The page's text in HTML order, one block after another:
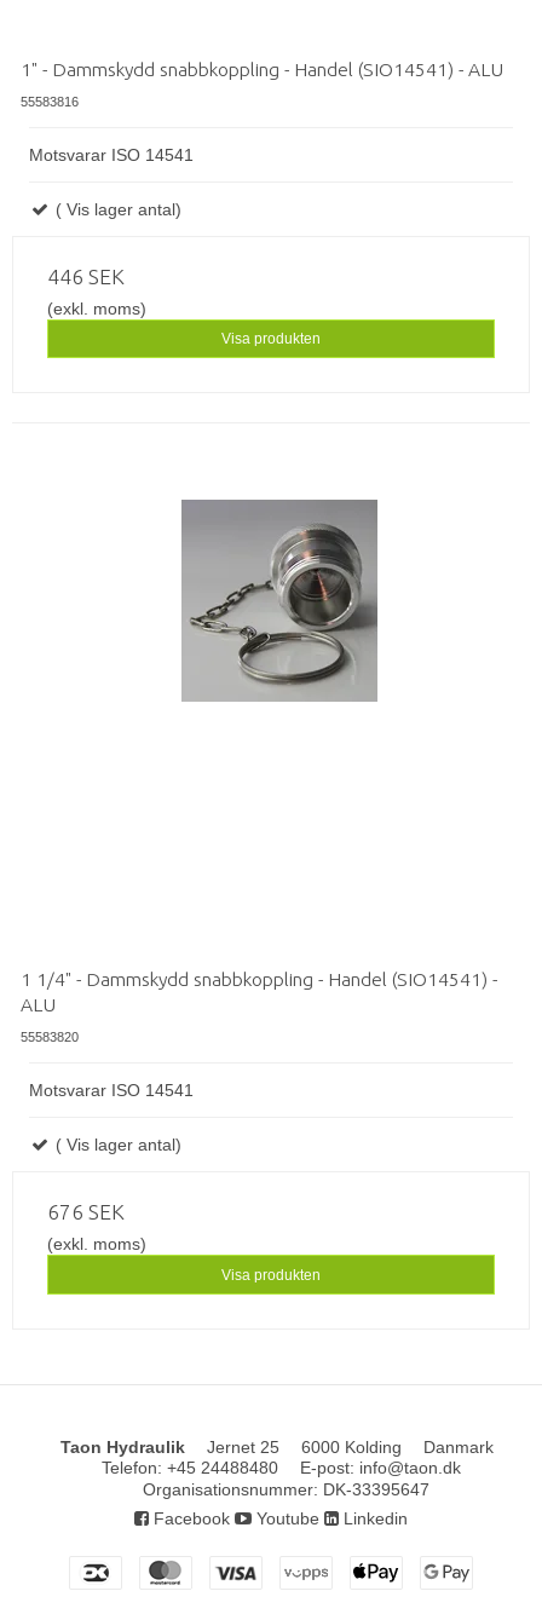
1" - Dammskydd snabbkoppling - Handel (SIO14541) - ALU
55583816
Motsvarar ISO 14541
( Vis lager antal)
446 SEK
(exkl. moms)
Visa produkten
1 1/4" - Dammskydd snabbkoppling - Handel (SIO14541) -
ALU
55583820
Motsvarar ISO 14541
( Vis lager antal)
676 SEK
(exkl. moms)
Visa produkten
Taon Hydraulik Jernet 25 6000 Kolding
Danmark
Telefon: +45 24488480 E-post: info@taon.dk
Organisationsnummer: DK-33395647
Facebook
Youtube Linkedin